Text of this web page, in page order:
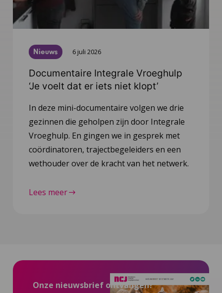
Nieuws 6 juli 2026
Documentaire Integrale Vroeghulp
‘Je voelt dat er iets niet klopt’
In deze mini-documentaire volgen we drie
gezinnen die geholpen zijn door Integrale
Vroeghulp. En gingen we in gesprek met
coördinatoren, trajectbegeleiders en een
wethouder over de kracht van het netwerk.
Lees meer
Onze nieuwsbrief ontvangen?